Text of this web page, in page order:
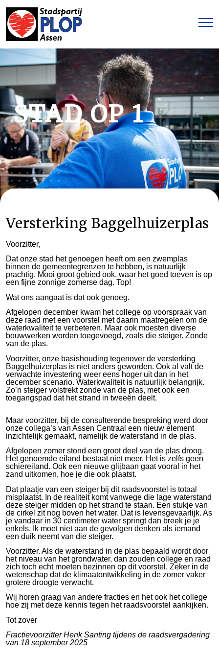
STAD OP 1
Versterking Baggelhuizerplas
Voorzitter,
Dat onze stad het genoegen heeft om een zwemplas
binnen de gemeentegrenzen te hebben, is natuurlijk
prachtig. Mooi groot gebied ook, waar het goed toeven is op
een fijne zonnige zomerse dag. Top!
Wat ons aangaat is dat ook genoeg.
Afgelopen december kwam het college op voorspraak van
deze raad met een voorstel met daarin maatregelen om de
waterkwaliteit te verbeteren. Maar ook moesten diverse
bouwwerken worden toegevoegd, zoals die steiger. Zonde
van de plas.
Voorzitter, onze basishouding tegenover de versterking
Baggelhuizerplas is niet anders geworden. Ook al valt de
verwachte investering weer eens hoger uit dan in het
december scenario. Waterkwaliteit is natuurlijk belangrijk.
Zo’n steiger volstrekt zonde van de plas, met ook een
toegangspad dat het strand in tweeën deelt.
Maar voorzitter, bij de consulterende bespreking werd door
onze collega’s van Assen Centraal een nieuw element
inzichtelijk gemaakt, namelijk de waterstand in de plas.
Afgelopen zomer stond een groot deel van de plas droog.
Het genoemde eiland bestaat niet meer. Het is zelfs geen
schiereiland. Ook een nieuwe glijbaan gaat vooral in het
zand uitkomen, hoe je die ook plaatst.
Dat plaatje van een steiger bij dit raadsvoorstel is totaal
misplaatst. In de realiteit komt vanwege die lage waterstand
deze steiger midden op het strand te staan. Een stukje van
de cirkel zit nog boven het water. Dat is levensgevaarlijk. As
je vandaar in 30 centimeter water springt dan breek je je
enkels. Ik moet niet aan de gevolgen denken als iemand
een duik neemt van die steiger.
Voorzitter. Als de waterstand in de plas bepaald wordt door
het niveau van het grondwater, dan zouden college en raad
zich toch echt moeten bezinnen op dit voorstel. Zeker in de
wetenschap dat de klimaatontwikkeling in de zomer vaker
grotere droogte verwacht.
Wij horen graag van andere fracties en het ook het college
hoe zij met deze kennis tegen het raadsvoorstel aankijken.
Tot zover
Fractievoorzitter Henk Santing tijdens de raadsvergadering
van 18 september 2025